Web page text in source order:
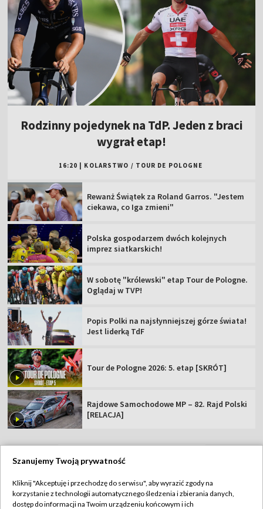
Rodzinny pojedynek na TdP. Jeden z braci
wygrał etap!
16:20 KOLARSTWO / TOUR DE POLOGNE
Rewanż Świątek za Roland Garros. "Jestem
ciekawa, co Iga zmieni"
Polska gospodarzem dwóch kolejnych
imprez siatkarskich!
W sobotę "królewski" etap Tour de Pologne.
Oglądaj w TVP!
Popis Polki na najsłynniejszej górze świata!
Jest liderką TdF
Tour de Pologne 2026: 5. etap [SKRÓT]
Rajdowe Samochodowe MP – 82. Rajd Polski
[RELACJA]
Abonament TVP
Regulamin TVP
Szanujemy Twoją prywatność
Kliknij "Akceptuję i przechodzę do serwisu", aby wyrazić zgody na
korzystanie z technologii automatycznego śledzenia i zbierania danych,
dostęp do informacji na Twoim urządzeniu końcowym i ich